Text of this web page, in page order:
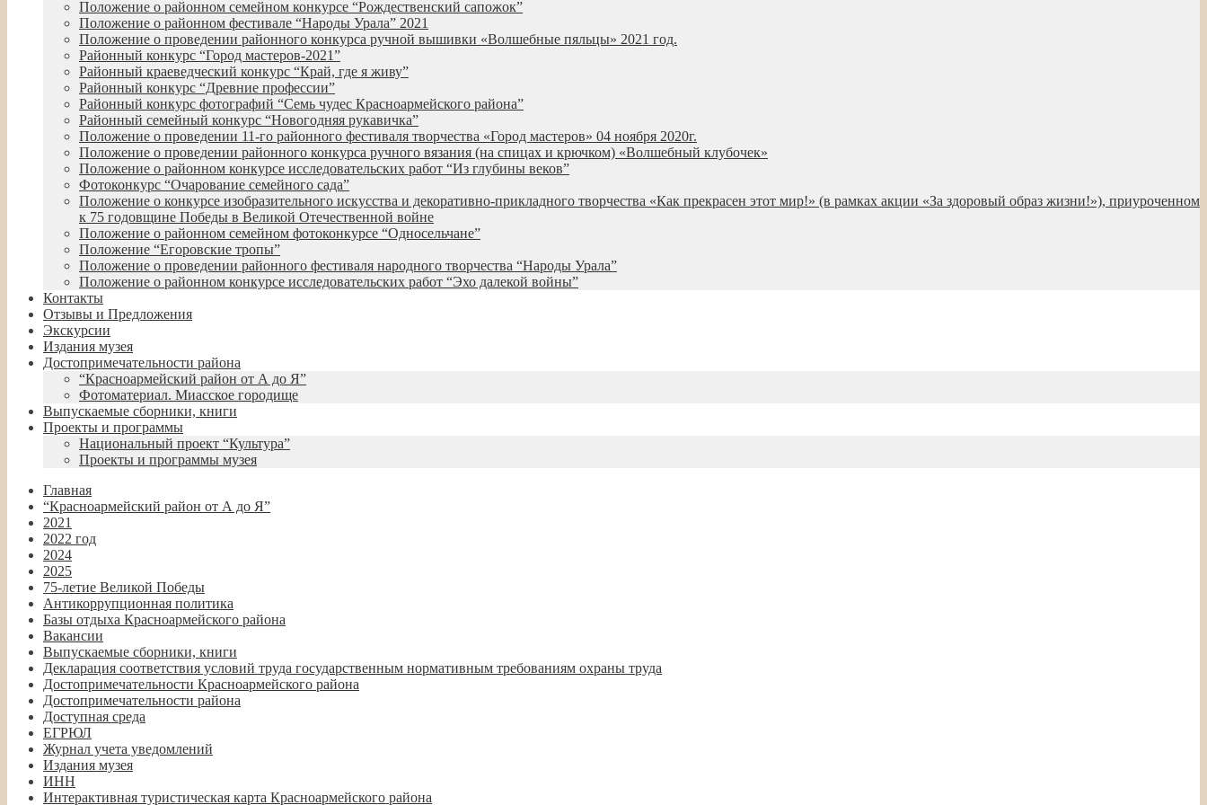
Положение о районном семейном конкурсе “Рождественский сапожок”
Положение о районном фестивале “Народы Урала” 2021
Положение о проведении районного конкурса ручной вышивки «Волшебные пяльцы» 2021 год.
Районный конкурс “Город мастеров-2021”
Районный краеведческий конкурс “Край, где я живу”
Районный конкурс “Древние профессии”
Районный конкурс фотографий “Семь чудес Красноармейского района”
Районный семейный конкурс “Новогодняя рукавичка”
Положение о проведении 11-го районного фестиваля творчества «Город мастеров» 04 ноября 2020г.
Положение о проведении районного конкурса ручного вязания (на спицах и крючком) «Волшебный клубочек»
Положение о районном конкурсе исследовательских работ “Из глубины веков”
Фотоконкурс “Очарование семейного сада”
Положение о конкурсе изобразительного искусства и декоративно-прикладного творчества «Как прекрасен этот мир!» (в рамках акции «За здоровый образ жизни!»), приуроченном
к 75 годовщине Победы в Великой Отечественной войне
Положение о районном семейном фотоконкурсе “Односельчане”
Положение “Егоровские тропы”
Положение о проведении районного фестиваля народного творчества “Народы Урала”
Положение о районном конкурсе исследовательских работ “Эхо далекой войны”
Контакты
Отзывы и Предложения
Экскурсии
Издания музея
Достопримечательности района
“Красноармейский район от А до Я”
Фотоматериал. Миасское городище
Выпускаемые сборники, книги
Проекты и программы
Национальный проект “Культура”
Проекты и программы музея
Главная
“Красноармейский район от А до Я”
2021
2022 год
2024
2025
75-летие Великой Победы
Антикоррупционная политика
Базы отдыха Красноармейского района
Вакансии
Выпускаемые сборники, книги
Декларация соответствия условий труда государственным нормативным требованиям охраны труда
Достопримечательности Красноармейского района
Достопримечательности района
Доступная среда
ЕГРЮЛ
Журнал учета уведомлений
Издания музея
ИНН
Интерактивная туристическая карта Красноармейского района